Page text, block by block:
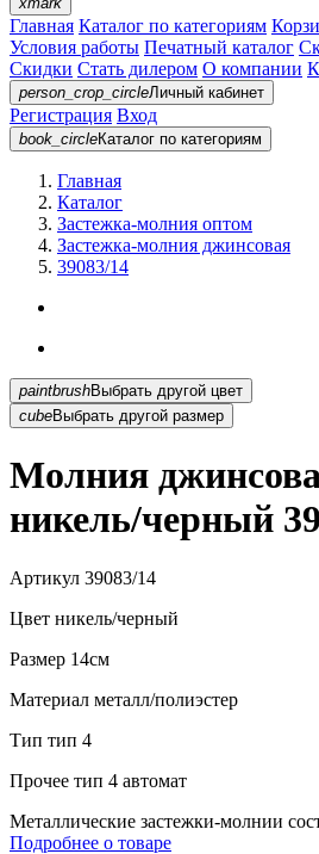
Главная Каталог по категориям
Условия работы Печатный каталог
Скидки Стать дилером О компании
person_crop_circleЛичный кабинет
Регистрация Вход
book_circleКаталог по категориям
Главная
Каталог
Застежка-молния оптом
Застежка-молния джинсовая
39083/14
paintbrush
Выбрать другой цвет
cubeВыбрать другой размер
Молния
никель/черный
Артикул 39083/14
Цвет никель/черный
Размер 14см
Материал металл/полиэстер
Тип тип 4
Прочее тип 4 автомат
Металлические застежки-молнии
Подробнее о товаре